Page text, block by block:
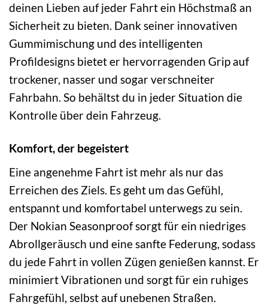
deinen Lieben auf jeder Fahrt ein Höchstmaß an
Sicherheit zu bieten. Dank seiner innovativen
Gummimischung und des intelligenten
Profildesigns bietet er hervorragenden Grip auf
trockener, nasser und sogar verschneiter
Fahrbahn. So behältst du in jeder Situation die
Kontrolle über dein Fahrzeug.
Komfort, der begeistert
Eine angenehme Fahrt ist mehr als nur das
Erreichen des Ziels. Es geht um das Gefühl,
entspannt und komfortabel unterwegs zu sein.
Der Nokian Seasonproof sorgt für ein niedriges
Abrollgeräusch und eine sanfte Federung, sodass
du jede Fahrt in vollen Zügen genießen kannst. Er
minimiert Vibrationen und sorgt für ein ruhiges
Fahrgefühl, selbst auf unebenen Straßen.